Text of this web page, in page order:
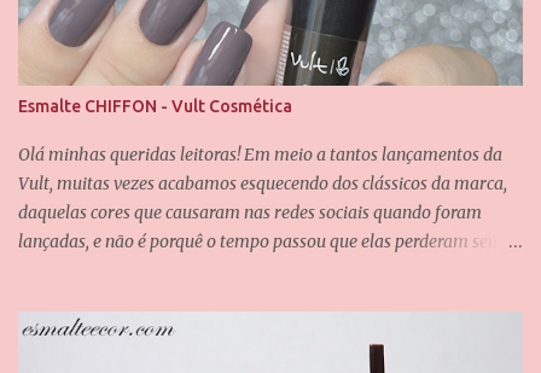
e
á
r
o
Esmalte CHIFFON - Vult Cosmética
Olá minhas queridas leitoras! Em meio a tantos lançamentos da
Vult, muitas vezes acabamos esquecendo dos clássicos da marca,
daquelas cores que causaram nas redes sociais quando foram
lançadas, e não é porquê o tempo passou que elas perderam seu
grandes mudanças dependendo da iluminação, mas que
dificilmente desagrada alguém. Foram usadas duas camadas para